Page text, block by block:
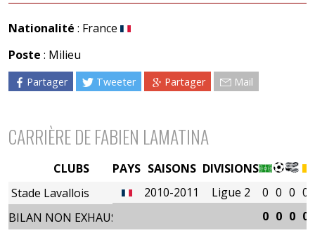
Nationalité : France
Poste : Milieu
Partager Tweeter Partager Mail
CARRIÈRE DE FABIEN LAMATINA
PAYS SAISONS DIVISIONS
2010-2011
Ligue 2 0 0 0 0
0 0 0 0
CLUBS
Stade Lavallois
BILAN NON EXHAUSTIF